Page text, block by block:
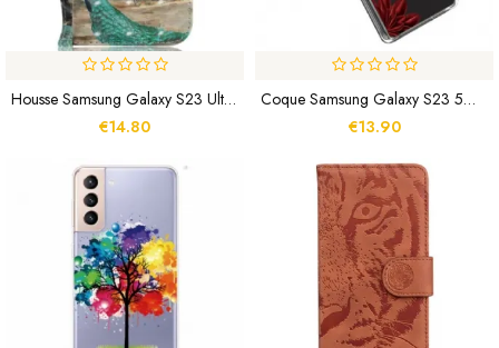
Housse Samsung Galaxy S23 Ultra 5G Safari À Lanière
€14.80
Coque Samsung Galaxy S23 5G Transparente Fleur Rouge
€13.90